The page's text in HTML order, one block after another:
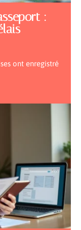
:
ont enregistré